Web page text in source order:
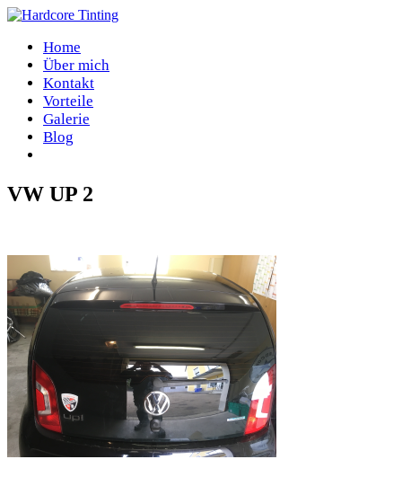
Home
Über mich
Kontakt
Vorteile
Galerie
Blog
VW UP 2